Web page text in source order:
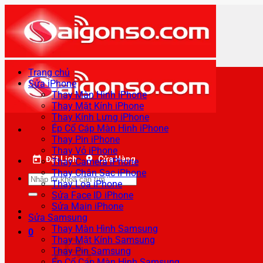
qua
nội
dung
Đặt Lịch Cửa Hàng
Tìm
kiếm:
0
Trang chủ
Sửa iPhone
Thay Màn Hình iPhone
Thay Mặt Kính iPhone
Thay Kính Lưng iPhone
Ép Cổ Cáp Màn Hình iPhone
Thay Pin iPhone
Thay Vỏ iPhone
Thay Camera iPhone
Thay Chân Sạc iPhone
Thay Loa iPhone
Sửa Face ID iPhone
Sửa Main iPhone
Sửa Samsung
Thay Màn Hình Samsung
Thay Mặt Kính Samsung
Thay Pin Samsung